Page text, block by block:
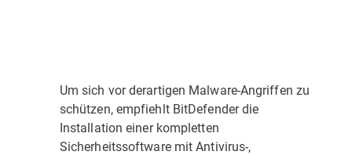
Um sich vor derartigen Malware-Angriffen zu
schützen, empfiehlt BitDefender die
Installation einer kompletten
Sicherheitssoftware mit Antivirus-,